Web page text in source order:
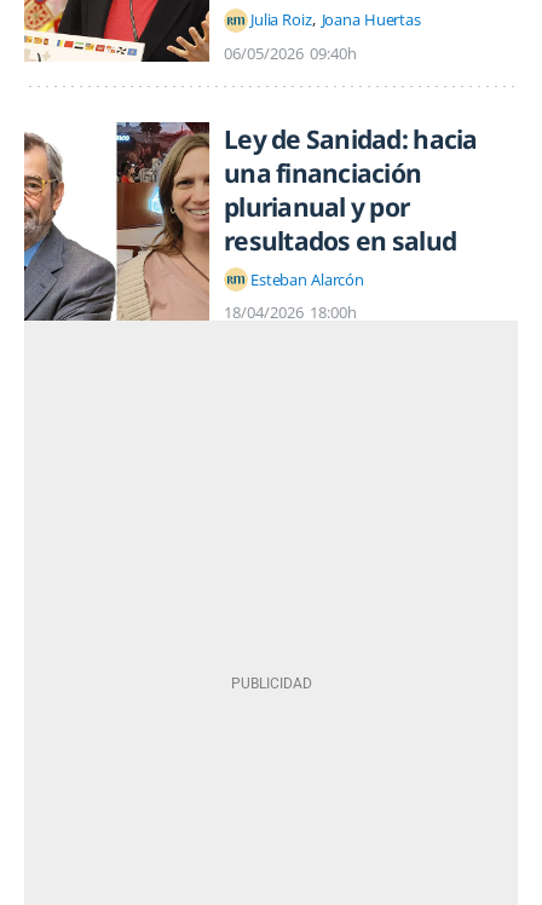
Julia Roiz Joana Huertas
06/05/2026 09:40h
Ley de Sanidad: hacia
una financiación
plurianual y por
resultados en salud
Esteban Alarcón
18/04/2026 18:00h